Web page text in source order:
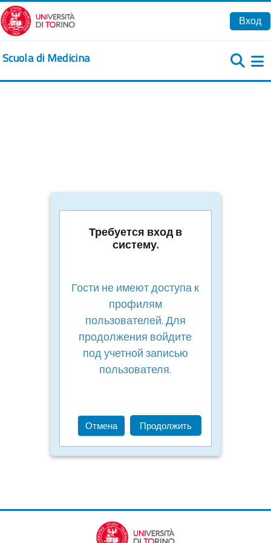
Перейти к основному содержанию
Вход
Scuola di Medicina
Требуется вход в
систему.
Гости не имеют доступа к
профилям
пользователей. Для
продолжения войдите
под учетной записью
пользователя.
Отмена Продолжить